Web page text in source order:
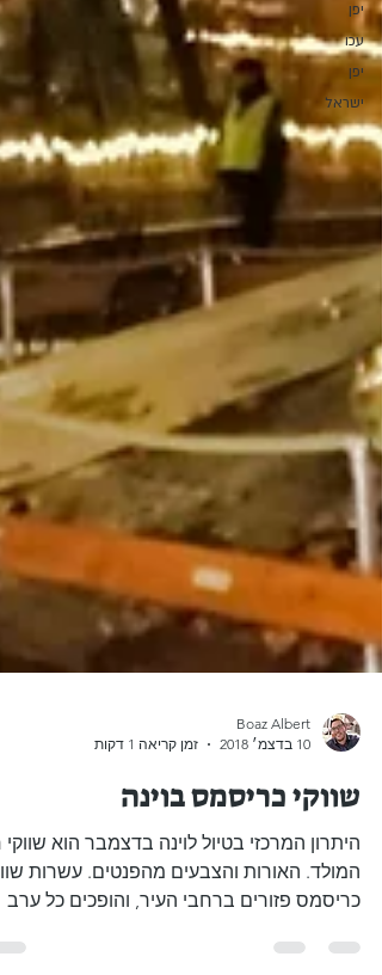
יפן
עכו
יפן
ישראל
10 בדצמ׳ 2018
זמן קריאה 1 דקות
שווקי כריסמס בוינה
היתרון המרכזי בטיול לוינה בדצמבר הוא
המולד. האורות והצבעים מהפנטים. עשרות
כריסמס פזורים ברחבי העיר, והופכים כל ערב